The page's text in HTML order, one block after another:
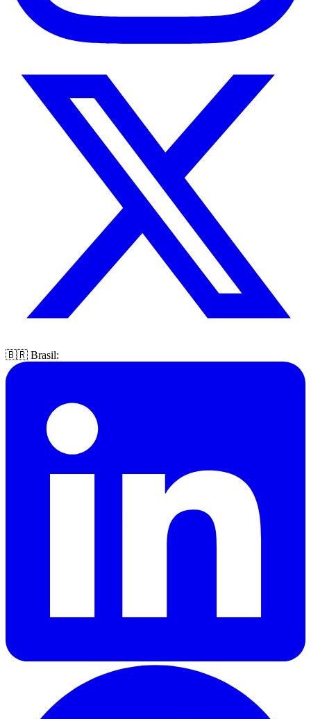
🇧🇷 Brasil: